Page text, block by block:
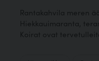
Rantakahvila meren
Hiekkauimaranta,
Koirat ovat